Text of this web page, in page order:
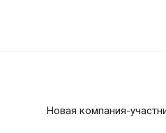
Новая компания-